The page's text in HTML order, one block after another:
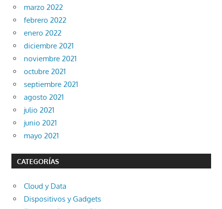
marzo 2022
febrero 2022
enero 2022
diciembre 2021
noviembre 2021
octubre 2021
septiembre 2021
agosto 2021
julio 2021
junio 2021
mayo 2021
CATEGORÍAS
Cloud y Data
Dispositivos y Gadgets